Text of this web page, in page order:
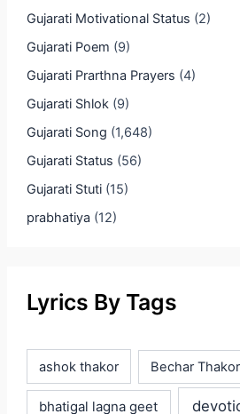
Gujarati Motivational Status (2)
Gujarati Poem (9)
Gujarati Prarthna Prayers (4)
Gujarati Shlok(9)
Gujarati Song (1,648)
Gujarati Status (56)
Gujarati Stuti(15)
prabhatiya (12)
Lyrics By Tags
ashok thakor Bechar Thakor
bhatigal lagna geet